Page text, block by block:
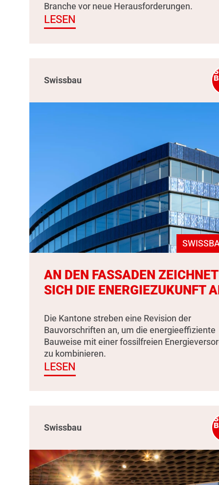
Branche vor neue Herausforderungen.
LESEN
Swissbau
AN DEN FASSADEN ZEICHNET
SICH DIE ENERGIEZUKUNFT
Die Kantone streben eine Revision der
Bauvorschriften an, um die energieeffiziente
Bauweise mit einer fossilfreien
zu kombinieren.
LESEN
Swissbau